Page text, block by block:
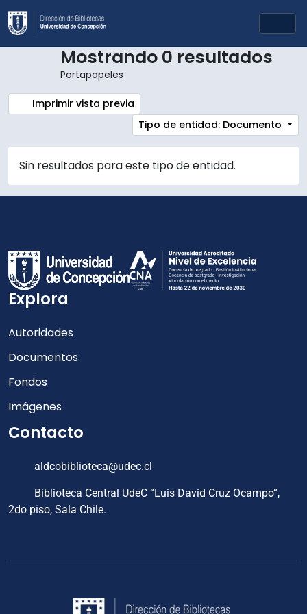
Skip to main content
Mostrando 0 resultados
Portapapeles
Imprimir vista previa
Tipo de entidad: Documento
Sin resultados para este tipo de entidad.
Explora
Autoridades
Documentos
Fondos
Imágenes
Contacto
aldcobiblioteca@udec.cl
Biblioteca Central UdeC “Luis David Cruz Ocampo”,
2do piso, Sala Chile.